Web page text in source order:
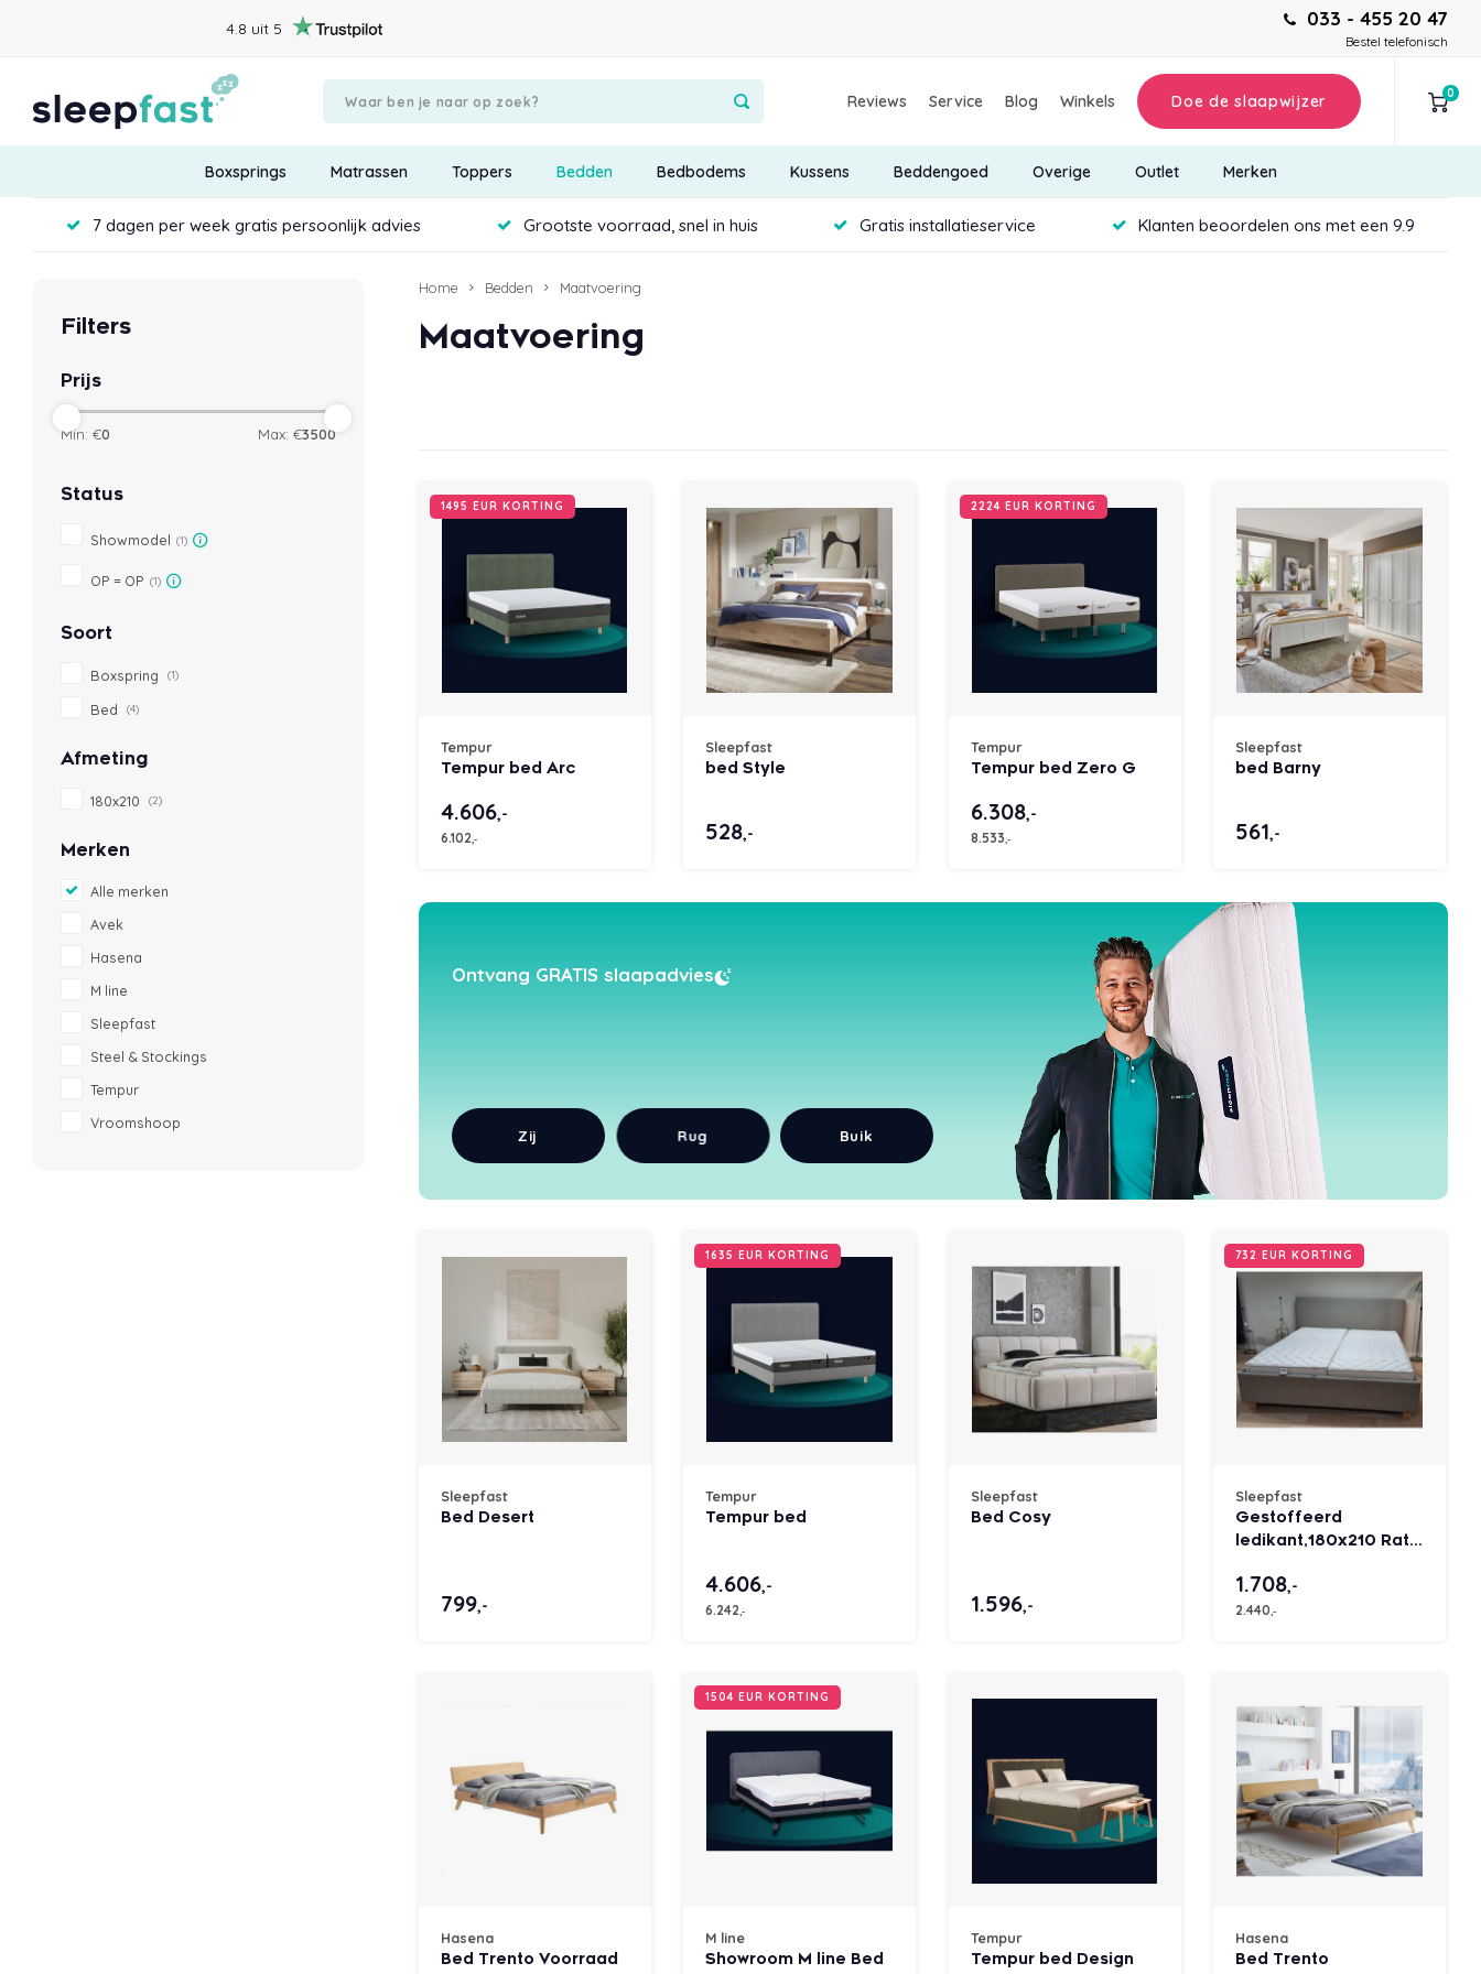
4.8 uit 5 033 - 455 20 47
Bestel telefonisch
Reviews Service Blog Winkels Doe de slaapwijzer 0
Boxsprings Matrassen Toppers Bedden Bedbodems Kussens Beddengoed Overige Outlet Merken
7 dagen per week gratis persoonlijk advies Grootste voorraad, snel in huis Gratis installatieservice Klanten beoordelen ons met een 9.9
Filters
Prijs
Min: €0 Max: €3500
Status
Showmodel (1)
OP = OP (1)
Soort
Boxspring (1)
Bed (4)
Afmeting
180x210 (2)
Merken
Alle merken
Avek
Hasena
M line
Sleepfast
Steel & Stockings
Tempur
Vroomshoop
Home Bedden Maatvoering
Maatvoering
1495 EUR KORTING
Tempur
Tempur bed Arc
4.606,-
6.102,-
Sleepfast
bed Style
528,-
2224 EUR KORTING
Tempur
Tempur bed Zero G
6.308,-
8.533,-
Sleepfast
bed Barny
561,-
Ontvang GRATIS slaapadvies
Zij Rug Buik
Sleepfast
Bed Desert
799,-
1635 EUR KORTING
Tempur
Tempur bed
4.606,-
6.242,-
Sleepfast
Bed Cosy
1.596,-
732 EUR KORTING
Sleepfast
Gestoffeerd
ledikant,180x210 Rate
1.708,-
2.440,-
Hasena
Bed Trento Voorraad
1504 EUR KORTING
M line
Showroom M line Bed
Tempur
Tempur bed Design
Hasena
Bed Trento